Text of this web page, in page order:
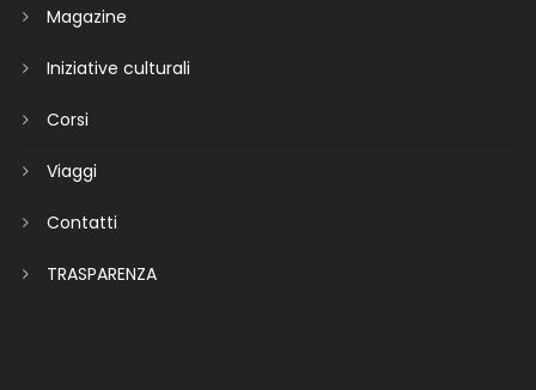
Magazine
Iniziative culturali
Corsi
Viaggi
Contatti
TRASPARENZA